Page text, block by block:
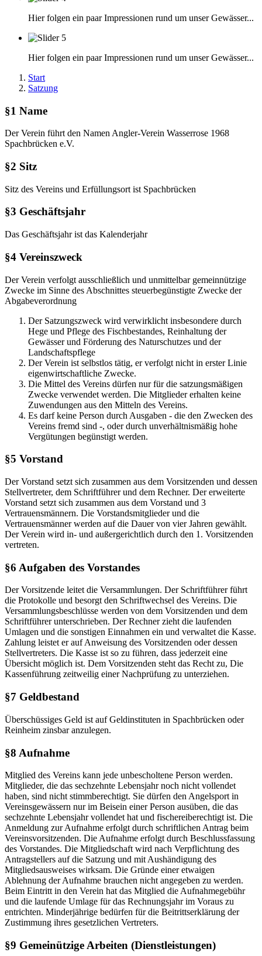
Hier folgen ein paar Impressionen rund um unser Gewässer...
Hier folgen ein paar Impressionen rund um unser Gewässer...
Start
Satzung
§1 Name
Der Verein führt den Namen Angler-Verein Wasserrose 1968
Spachbrücken e.V.
§2 Sitz
Sitz des Vereins und Erfüllungsort ist Spachbrücken
§3 Geschäftsjahr
Das Geschäftsjahr ist das Kalenderjahr
§4 Vereinszweck
Der Verein verfolgt ausschließlich und unmittelbar gemeinnützige
Zwecke im Sinne des Abschnittes steuerbegünstigte Zwecke der
Abgabeverordnung
Der Satzungszweck wird verwirklicht insbesondere durch
Hege und Pflege des Fischbestandes, Reinhaltung der
Gewässer und Förderung des Naturschutzes und der
Landschaftspflege
Der Verein ist selbstlos tätig, er verfolgt nicht in erster Linie
eigenwirtschaftliche Zwecke.
Die Mittel des Vereins dürfen nur für die satzungsmäßigen
Zwecke verwendet werden. Die Mitglieder erhalten keine
Zuwendungen aus den Mitteln des Vereins.
Es darf keine Person durch Ausgaben - die den Zwecken des
Vereins fremd sind -, oder durch unverhältnismäßig hohe
Vergütungen begünstigt werden.
§5 Vorstand
Der Vorstand setzt sich zusammen aus dem Vorsitzenden und dessen
Stellvertreter, dem Schriftführer und dem Rechner. Der erweiterte
Vorstand setzt sich zusammen aus dem Vorstand und 3
Vertrauensmännern. Die Vorstandsmitglieder und die
Vertrauensmänner werden auf die Dauer von vier Jahren gewählt.
Der Verein wird in- und außergerichtlich durch den 1. Vorsitzenden
vertreten.
§6 Aufgaben des Vorstandes
Der Vorsitzende leitet die Versammlungen. Der Schriftführer führt
die Protokolle und besorgt den Schriftwechsel des Vereins. Die
Versammlungsbeschlüsse werden von dem Vorsitzenden und dem
Schriftführer unterschrieben. Der Rechner zieht die laufenden
Umlagen und die sonstigen Einnahmen ein und verwaltet die Kasse.
Zahlung leistet er auf Anweisung des Vorsitzenden oder dessen
Stellvertreters. Die Kasse ist so zu führen, dass jederzeit eine
Übersicht möglich ist. Dem Vorsitzenden steht das Recht zu, Die
Kassenführung zeitweilig einer Nachprüfung zu unterziehen.
§7 Geldbestand
Überschüssiges Geld ist auf Geldinstituten in Spachbrücken oder
Reinheim zinsbar anzulegen.
§8 Aufnahme
Mitglied des Vereins kann jede unbescholtene Person werden.
Mitglieder, die das sechzehnte Lebensjahr noch nicht vollendet
haben, sind nicht stimmberechtigt. Sie dürfen den Angelsport in
Vereinsgewässern nur im Beisein einer Person ausüben, die das
sechzehnte Lebensjahr vollendet hat und fischereiberechtigt ist. Die
Anmeldung zur Aufnahme erfolgt durch schriftlichen Antrag beim
Vereinsvorsitzenden. Die Aufnahme erfolgt durch Beschlussfassung
des Vorstandes. Die Mitgliedschaft wird nach Verpflichtung des
Antragstellers auf die Satzung und mit Aushändigung des
Mitgliedsausweises wirksam. Die Gründe einer etwaigen
Ablehnung der Aufnahme brauchen nicht angegeben zu werden.
Beim Eintritt in den Verein hat das Mitglied die Aufnahmegebühr
und die laufende Umlage für das Rechnungsjahr im Voraus zu
entrichten. Minderjährige bedürfen für die Beitrittserklärung der
Zustimmung ihres gesetzlichen Vertreters.
§9 Gemeinützige Arbeiten (Dienstleistungen)